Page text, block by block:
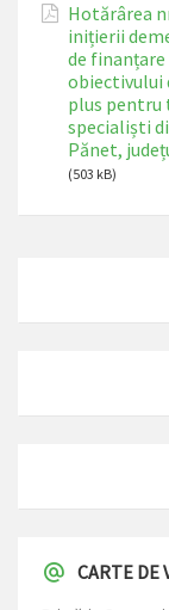
Hotărârea
inițierii
de finanțare
obiectivului
plus pentru
specialiști
Pănet,
(503 kB)
CARTE DE